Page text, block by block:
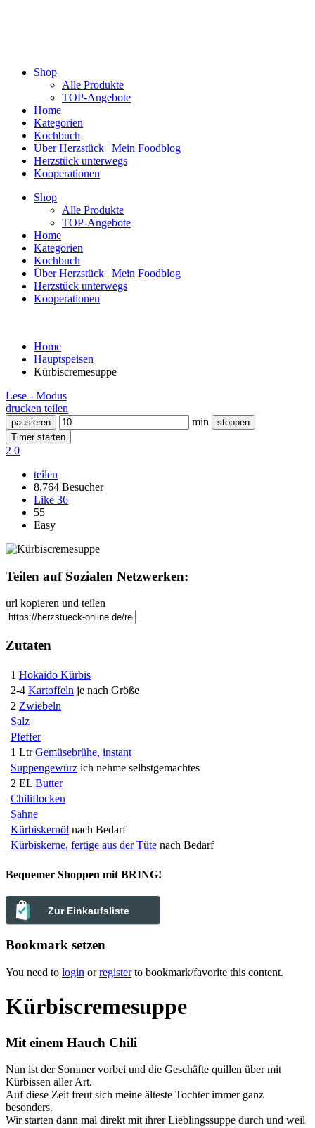
Shop
Alle Produkte
TOP-Angebote
Home
Kategorien
Kochbuch
Über Herzstück | Mein Foodblog
Herzstück unterwegs
Kooperationen
Shop
Alle Produkte
TOP-Angebote
Home
Kategorien
Kochbuch
Über Herzstück | Mein Foodblog
Herzstück unterwegs
Kooperationen
Home
Hauptspeisen
Kürbiscremesuppe
Lese - Modus
drucken teilen
pausieren min
stoppen
Timer starten
2 0
teilen
8.764 Besucher
Like 36
55
Easy
Teilen auf Sozialen Netzwerken:
url kopieren und teilen
Zutaten
1 Hokaido Kürbis
2-4 Kartoffeln je nach Größe
2 Zwiebeln
Salz
Pfeffer
1 Ltr Gemüsebrühe, instant
Suppengewürz ich nehme selbstgemachtes
2 EL Butter
Chiliflocken
Sahne
Kürbiskernöl nach Bedarf
Kürbiskerne, fertige aus der Tüte nach Bedarf
Bequemer Shoppen mit BRING!
Zur Einkaufsliste
Bookmark setzen
You need to login orregisterto bookmark/favorite this content.
Kürbiscremesuppe
Mit einem Hauch Chili
Nun ist der Sommer vorbei und die Geschäfte quillen über mit
Kürbissen aller Art.
Auf diese Zeit freut sich meine älteste Tochter immer ganz
besonders.
Wir starten dann mal direkt mit ihrer Lieblingssuppe durch und weil